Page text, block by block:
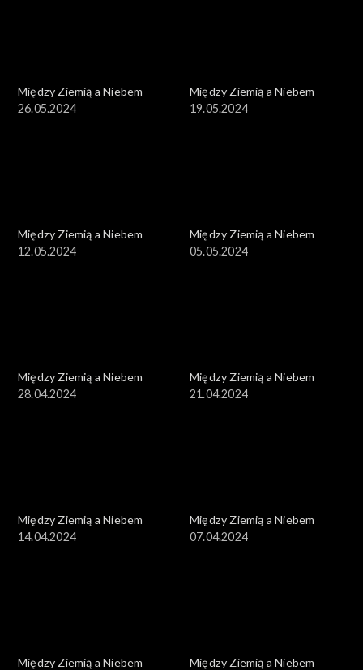
Między Ziemią a Niebem
26.05.2024
Między Ziemią a Niebem
19.05.2024
Między Ziemią a Niebem
12.05.2024
Między Ziemią a Niebem
05.05.2024
Między Ziemią a Niebem
28.04.2024
Między Ziemią a Niebem
21.04.2024
Między Ziemią a Niebem
14.04.2024
Między Ziemią a Niebem
07.04.2024
Między Ziemią a Niebem
Między Ziemią a Niebem